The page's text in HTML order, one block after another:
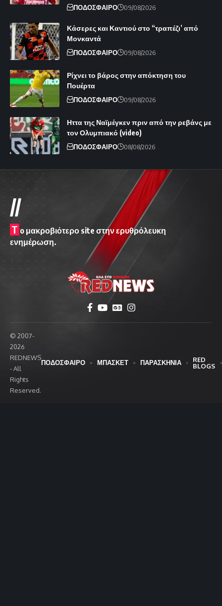
ΠΟΔΟΣΦΑΙΡΟ 09/08/2026
Κάσερες και Καντιού στο “τραπέζι’ από
Μονκαντά
ΠΟΔΟΣΦΑΙΡΟ 09/08/2026
Ρίχνει το βάρος στην απόκτηση του
Πουέρτα
ΠΟΔΟΣΦΑΙΡΟ 09/08/2026
Ηττα της Ναϊμέγκεν πριν από την ρεβάνς με
τον Ολυμπιακό (video)
ΠΟΔΟΣΦΑΙΡΟ 08/08/2026
//
T o μακροβιότερο site στην ερυθρόλευκη
ενημέρωση.
© 2007-
2026
REDNEWS
- All
Rights
Reserved.
ΠΟΔΟΣΦΑΙΡΟ ΜΠΑΣΚΕΤ ΠΑΡΑΣΚΗΝΙΑ
RED
BLOGS